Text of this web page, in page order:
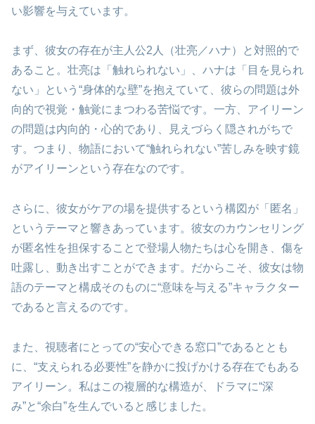
い影響を与えています。
まず、彼女の存在が主人公2人（壮亮／ハナ）と対照的で
あること。壮亮は「触れられない」、ハナは「目を見られ
ない」という“身体的な壁”を抱えていて、彼らの問題は外
向的で視覚・触覚にまつわる苦悩です。一方、アイリーン
の問題は内向的・心的であり、見えづらく隠されがちで
す。つまり、物語において“触れられない”苦しみを映す鏡
がアイリーンという存在なのです。
さらに、彼女がケアの場を提供するという構図が「匿名」
というテーマと響きあっています。彼女のカウンセリング
が匿名性を担保することで登場人物たちは心を開き、傷を
吐露し、動き出すことができます。だからこそ、彼女は物
語のテーマと構成そのものに“意味を与える”キャラクター
であると言えるのです。
また、視聴者にとっての“安心できる窓口”であるととも
に、“支えられる必要性”を静かに投げかける存在でもある
アイリーン。私はこの複層的な構造が、ドラマに“深
み”と“余白”を生んでいると感じました。